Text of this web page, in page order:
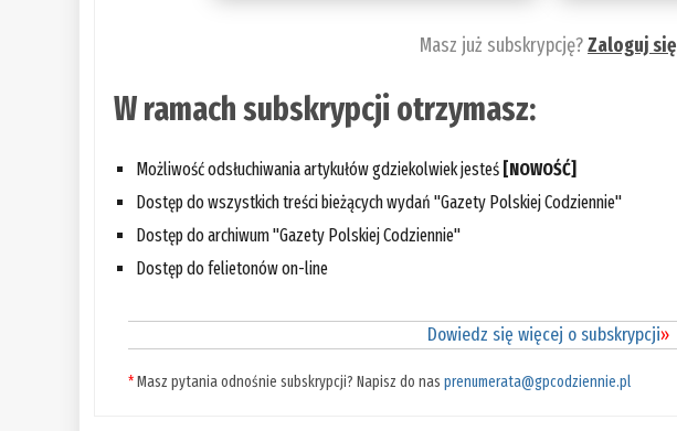
Masz już subskrypcję?Zaloguj się
W ramach subskrypcji otrzymasz:
Możliwość odsłuchiwania artykułów gdziekolwiek jesteś [NOWOŚĆ]
Dostęp do wszystkich treści bieżących wydań "Gazety Polskiej Codziennie"
Dostęp do archiwum "Gazety Polskiej Codziennie"
Dostęp do felietonów on-line
Dowiedz się więcej o subskrypcji»
*Masz pytania odnośnie subskrypcji? Napisz do nasprenumerata@gpcodziennie.pl